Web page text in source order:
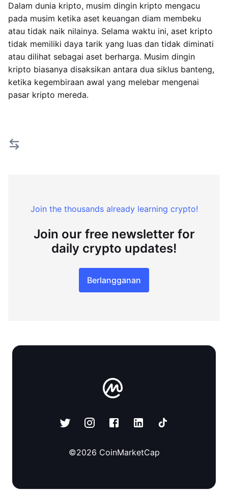
Dalam dunia kripto, musim dingin kripto mengacu
pada musim ketika aset keuangan diam membeku
atau tidak naik nilainya. Selama waktu ini, aset kripto
tidak memiliki daya tarik yang luas dan tidak diminati
atau dilihat sebagai aset berharga. Musim dingin
kripto biasanya disaksikan antara dua siklus banteng,
ketika kegembiraan awal yang melebar mengenai
pasar kripto mereda.
Join the thousands already learning crypto!
Join our free newsletter for
daily crypto updates!
Berlangganan
©2026 CoinMarketCap